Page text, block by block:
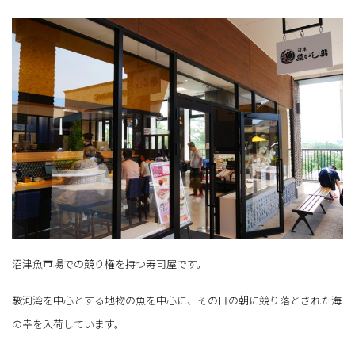
沼津魚市場での競り権を持つ寿司屋です。
駿河湾を中心とする地物の魚を中心に、その日の朝に競り落とされた海
の幸を入荷しています。